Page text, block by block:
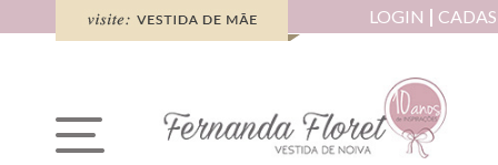
LOGIN